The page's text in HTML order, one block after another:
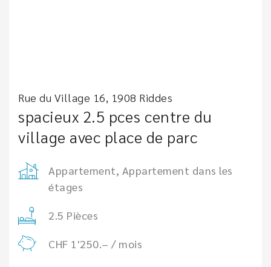
Rue du Village 16, 1908 Riddes
spacieux 2.5 pces centre du
village avec place de parc
Appartement, Appartement dans les
étages
2.5 Pièces
CHF 1'250.– / mois